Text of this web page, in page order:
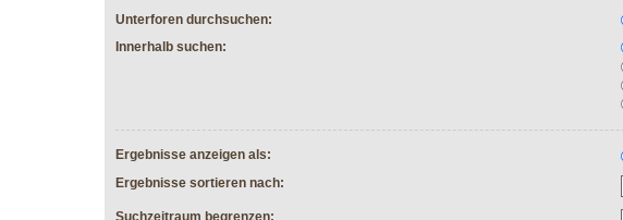
Unterforen durchsuchen:
Innerhalb suchen:
Ergebnisse anzeigen als:
Ergebnisse sortieren nach:
Suchzeitraum begrenzen: